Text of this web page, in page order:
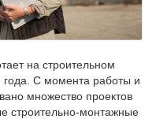
на строительном
С момента работы и
множество проектов
строительно-монтажные